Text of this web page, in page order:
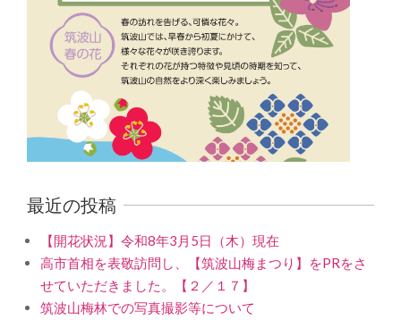
最近の投稿
【開花状況】令和8年3月5日（木）現在
高市首相を表敬訪問し、【筑波山梅まつり】をPRをさ
せていただきました。【２／１７】
筑波山梅林での写真撮影等について